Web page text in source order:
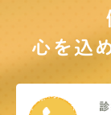
心を込